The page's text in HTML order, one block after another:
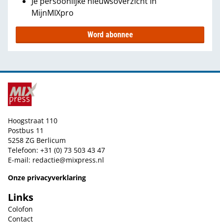
MijnMIXpro
Word abonnee
Hoogstraat 110
Postbus 11
5258 ZG Berlicum
Telefoon: +31 (0) 73 503 43 47
E-mail: redactie@mixpress.nl
Onze privacyverklaring
Links
Colofon
Contact